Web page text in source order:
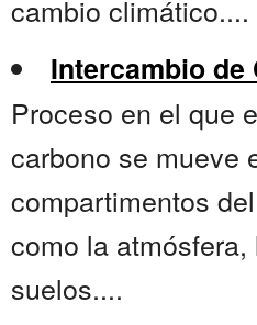
cambio climático....
Intercambio de
Proceso en el que
carbono se mueve
compartimentos
como la
suelos....